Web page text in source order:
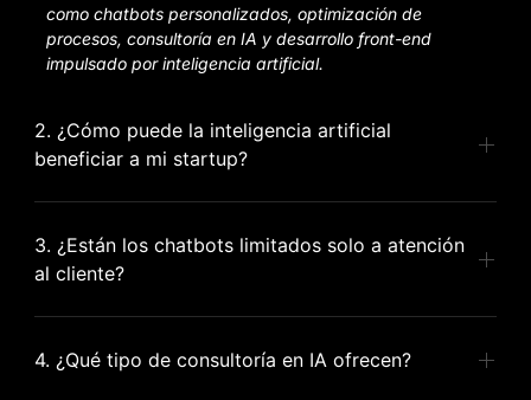
como chatbots personalizados, optimización de
procesos, consultoría en IA y desarrollo front-end
impulsado por inteligencia artificial.
2. ¿Cómo puede la inteligencia artificial
beneficiar a mi startup?
3. ¿Están los chatbots limitados solo a atención
al cliente?
4. ¿Qué tipo de consultoría en IA ofrecen?